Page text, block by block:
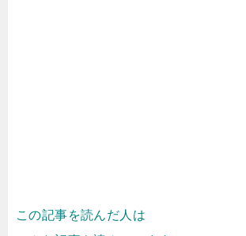
この記事を読んだ人は